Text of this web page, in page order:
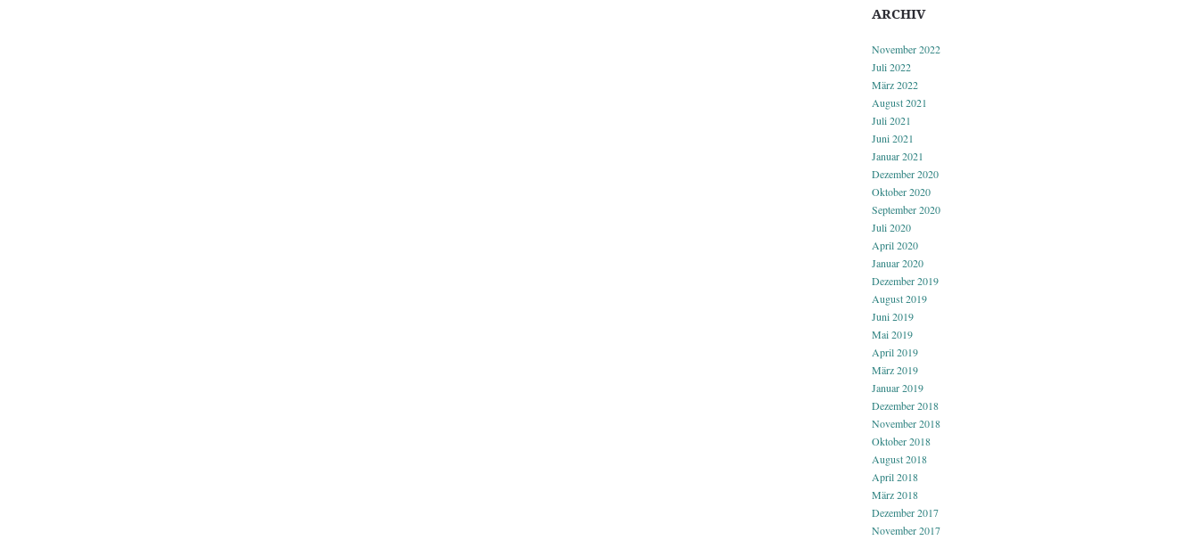
ARCHIV
November 2022
Juli 2022
März 2022
August 2021
Juli 2021
Juni 2021
Januar 2021
Dezember 2020
Oktober 2020
September 2020
Juli 2020
April 2020
Januar 2020
Dezember 2019
August 2019
Juni 2019
Mai 2019
April 2019
März 2019
Januar 2019
Dezember 2018
November 2018
Oktober 2018
August 2018
April 2018
März 2018
Dezember 2017
November 2017